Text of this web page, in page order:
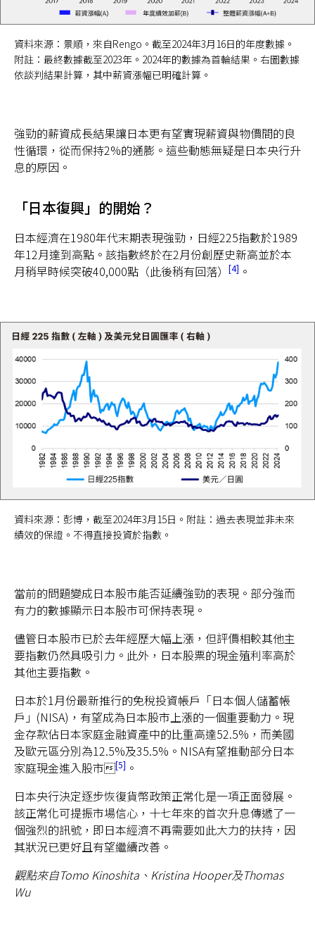
資料來源：景順，來自Rengo。截至2024年3月16日的年度數據。
附註：最終數據截至2023年。2024年的數據為首輪結果。右圖數據
依談判結果計算，其中薪資漲幅已明確計算。
強勁的薪資成長結果讓日本更有望實現薪資與物價間的良
性循環，從而保持2%的通膨。這些動態無疑是日本央行升
息的原因。
「日本復興」的開始？
日本經濟在1980年代末期表現強勁，日經225指數於1989
年12月達到高點。該指數終於在2月份創歷史新高並於本
月稍早時候突破40,000點（此後稍有回落）
4 。
資料來源：彭博，截至2024年3月15日。附註：過去表現並非未來
績效的保證。不得直接投資於指數。
當前的問題變成日本股市能否延續強勁的表現。部分強而
有力的數據顯示日本股市可保持表現。
儘管日本股市已於去年經歷大幅上漲，但評價相較其他主
要指數仍然具吸引力。此外，日本股票的現金殖利率高於
其他主要指數。
日本於1月份最新推行的免稅投資帳戶「日本個人儲蓄帳
戶」(NISA)，有望成為日本股市上漲的一個重要動力。現
金存款佔日本家庭金融資產中的比重高達52.5%，而美國
及歐元區分別為12.5%及35.5%。NISA有望推動部分日本
家庭現金進入股市 5
。
日本央行決定逐步恢復貨幣政策正常化是一項正面發展。
該正常化可提振市場信心，十七年來的首次升息傳遞了一
個強烈的訊號，即日本經濟不再需要如此大力的扶持，因
其狀況已更好且有望繼續改善。
觀點來自Tomo Kinoshita、Kristina Hooper及Thomas
Wu